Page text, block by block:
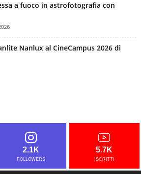
a fuoco in astrofotografia con
Nanlux al CineCampus 2026 di
2.1K
FOLLOWERS
5.7K
ISCRITTI